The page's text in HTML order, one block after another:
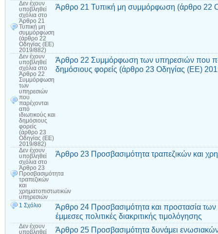
Δεν έχουν
υποβληθεί
σχόλια στο
Άρθρο 21
Τυπική μη
συμμόρφωση
(άρθρο 22
Οδηγίας (ΕΕ)
2019/882)
Άρθρο 21 Τυπική μη συμμόρφωση (άρθρο 22
Δεν έχουν
υποβληθεί
σχόλια στο
Άρθρο 22
Συμμόρφωση
των
υπηρεσιών
που
παρέχονται
από
ιδιωτικούς και
δημόσιους
φορείς
(άρθρο 23
Οδηγίας (ΕΕ)
2019/882)
Άρθρο 22 Συμμόρφωση των υπηρεσιών που
δημόσιους φορείς (άρθρο 23 Οδηγίας (ΕΕ)
Δεν έχουν
υποβληθεί
σχόλια στο
Άρθρο 23
Προσβασιμότητα
τραπεζικών
και
χρηματοπιστωτικών
υπηρεσιών
Άρθρο 23 Προσβασιμότητα τραπεζικών και
1 Σχόλιο
Άρθρο 24 Προσβασιμότητα και προστασία
έμμεσες πολιτικές διακριτικής τιμολόγησης
Δεν έχουν
υποβληθεί
Άρθρο 25 Προσβασιμότητα δυνάμει